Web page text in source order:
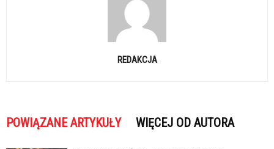
REDAKCJA
POWIĄZANE ARTYKUŁY WIĘCEJ OD AUTORA